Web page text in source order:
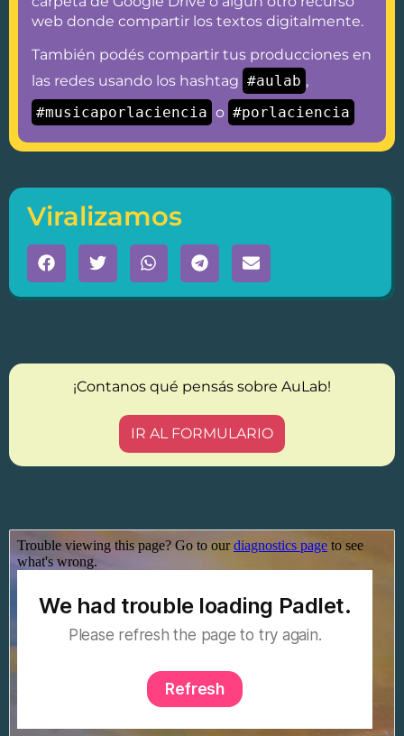
web donde compartir los textos digitalmente.
También podés compartir tus producciones en
las redes usando los hashtag #aulab ,
#musicaporlaciencia o #porlaciencia
Viralizamos
¡Contanos qué pensás sobre AuLab!
IR AL FORMULARIO